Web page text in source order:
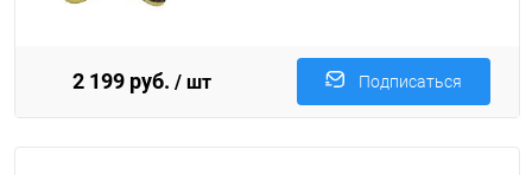
2 199 руб. / шт Подписаться